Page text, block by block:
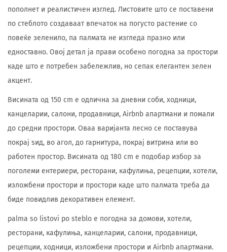
пополнет и реалистичен изглед. Листовите што се поставени
по стеблото создаваат впечаток на погусто растение со
повеќе зеленило, па палмата не изгледа празно или
едноставно. Овој детал ја прави особено погодна за простори
каде што е потребен забележлив, но сепак елегантен зелен
акцент.
Висината од 150 cm е одлична за дневни соби, ходници,
канцеларии, салони, продавници, Airbnb апартмани и помали
до средни простори. Оваа варијанта лесно се поставува
покрај ѕид, во агол, до гарнитура, покрај витрина или во
работен простор. Висината од 180 cm е подобар избор за
поголеми ентериери, ресторани, кафулиња, рецепции, хотели,
изложбени простори и простори каде што палмата треба да
биде повидлив декоративен елемент.
palma so listovi po steblo е погодна за домови, хотели,
ресторани, кафулиња, канцеларии, салони, продавници,
рецепции, ходници, изложбени простори и Airbnb апартмани.